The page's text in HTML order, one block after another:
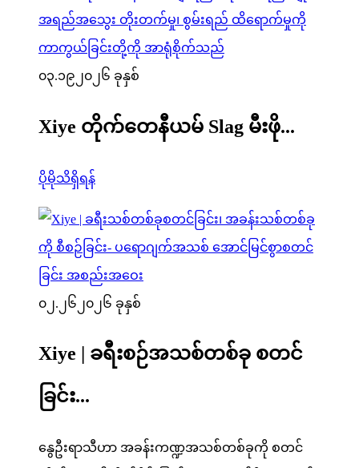
၀၃.၁၉ ၂၀၂၆ ခုနှစ်
Xiye တိုက်တေနီယမ် Slag မီးဖို...
ပိုမိုသိရှိရန်
၀၂.၂၆ ၂၀၂၆ ခုနှစ်
Xiye | ခရီးစဉ်အသစ်တစ်ခု စတင်
ခြင်း...
နွေဦးရာသီဟာ အခန်းကဏ္ဍအသစ်တစ်ခုကို စတင်